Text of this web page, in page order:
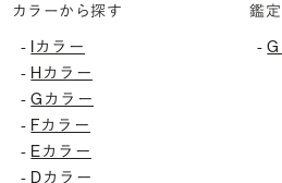
カラーから探す
- Iカラー
- Hカラー
-Gカラー
- Fカラー
- Eカラー
- Dカラー
鑑
-